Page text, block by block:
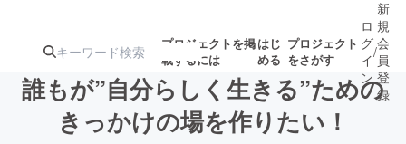
プロジェクトを掲
載するには
はじ
める
プロジェクト
をさがす
ロ
グ
イ
ン
/
新
規
会
員
登
録
誰もが”自分らしく生きる”ための
きっかけの場を作りたい！